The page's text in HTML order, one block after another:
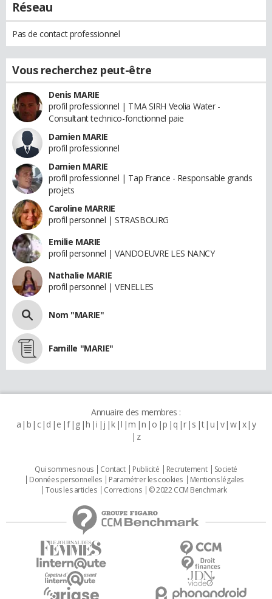
Réseau
Pas de contact professionnel
Vous recherchez peut-être
Denis MARIE
profil professionnel | TMA SIRH Veolia Water -
Consultant technico-fonctionnel paie
Damien MARIE
profil professionnel
Damien MARIE
profil professionnel | Tap France - Responsable grands
projets
Caroline MARRIE
profil personnel | STRASBOURG
Emilie MARIE
profil personnel | VANDOEUVRE LES NANCY
Nathalie MARIE
profil personnel | VENELLES
Nom "MARIE"
Famille "MARIE"
Annuaire des membres :
a b c d e f g h i j k l m n o p q r s t u v w x y
z
Qui sommes nous Contact Publicité Recrutement
Societé
Données personnelles
Paramétrer les cookies
Mentions légales
Tous les articles
Corrections © 2022 CCM Benchmark